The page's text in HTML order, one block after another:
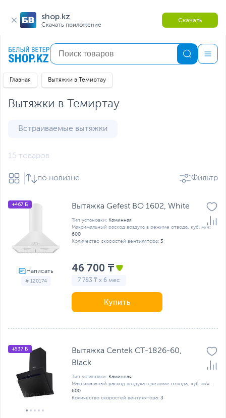
shop.kz
Скачать приложение
Скачать
Главная Вытяжки в Темиртау
Вытяжки в Темиртау
Встраиваемые вытяжки
15 товаров
по новизне Фильтр
# 120174
+467 Б Вытяжка Gefest ВО 1602, White
Тип установки: Каминная
Максимальный расход воздуха в режиме отвода, куб. м/ч:
600
Количество скоростей вентилятора: 3
46 700 ₸
7 783 ₸ x 6 мес
Купить
+537 Б
Вытяжка Centek CT-1826-60,
Black
Тип установки: Каминная
Максимальный расход воздуха в режиме отвода, куб. м/ч:
600
Количество скоростей вентилятора: 3